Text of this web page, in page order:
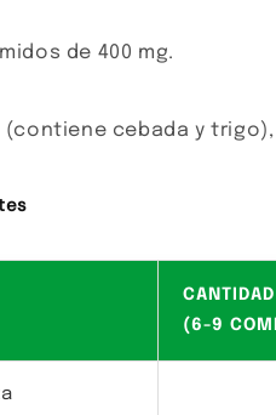
de 400 mg.
(contiene cebada y
(6-9